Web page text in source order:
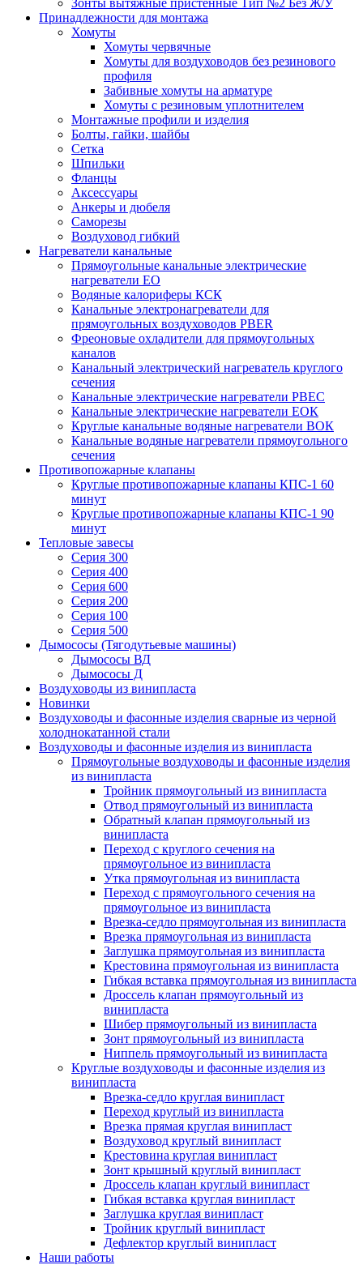
Зонты вытяжные пристенные Тип №2 Без Ж/У
Принадлежности для монтажа
Хомуты
Хомуты червячные
Хомуты для воздуховодов без резинового
профиля
Забивные хомуты на арматуре
Хомуты с резиновым уплотнителем
Монтажные профили и изделия
Болты, гайки, шайбы
Сетка
Шпильки
Фланцы
Аксессуары
Анкеры и дюбеля
Саморезы
Воздуховод гибкий
Нагреватели канальные
Прямоугольные канальные электрические
нагреватели EO
Водяные калориферы КСК
Канальные электронагреватели для
прямоугольных воздуховодов PBER
Фреоновые охладители для прямоугольных
каналов
Канальный электрический нагреватель круглого
сечения
Канальные электрические нагреватели PBEC
Канальные электрические нагреватели ЕОК
Круглые канальные водяные нагреватели ВОК
Канальные водяные нагреватели прямоугольного
сечения
Противопожарные клапаны
Круглые противопожарные клапаны КПС-1 60
минут
Круглые противопожарные клапаны КПС-1 90
минут
Тепловые завесы
Серия 300
Серия 400
Серия 600
Серия 200
Серия 100
Серия 500
Дымососы (Тягодутьевые машины)
Дымососы ВД
Дымососы Д
Воздуховоды из винипласта
Новинки
Воздуховоды и фасонные изделия сварные из черной
холоднокатанной стали
Воздуховоды и фасонные изделия из винипласта
Прямоугольные воздуховоды и фасонные изделия
из винипласта
Тройник прямоугольный из винипласта
Отвод прямоугольный из винипласта
Обратный клапан прямоугольный из
винипласта
Переход с круглого сечения на
прямоугольное из винипласта
Утка прямоугольная из винипласта
Переход с прямоугольного сечения на
прямоугольное из винипласта
Врезка-седло прямоугольная из винипласта
Врезка прямоугольная из винипласта
Заглушка прямоугольная из винипласта
Крестовина прямоугольная из винипласта
Гибкая вставка прямоугольная из винипласта
Дроссель клапан прямоугольный из
винипласта
Шибер прямоугольный из винипласта
Зонт прямоугольный из винипласта
Ниппель прямоугольный из винипласта
Круглые воздуховоды и фасонные изделия из
винипласта
Врезка-седло круглая винипласт
Переход круглый из винипласта
Врезка прямая круглая винипласт
Воздуховод круглый винипласт
Крестовина круглая винипласт
Зонт крышный круглый винипласт
Дроссель клапан круглый винипласт
Гибкая вставка круглая винипласт
Заглушка круглая винипласт
Тройник круглый винипласт
Дефлектор круглый винипласт
Наши работы